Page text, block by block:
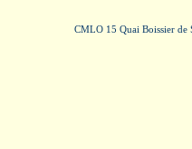
CMLO 15 Quai Boissier de